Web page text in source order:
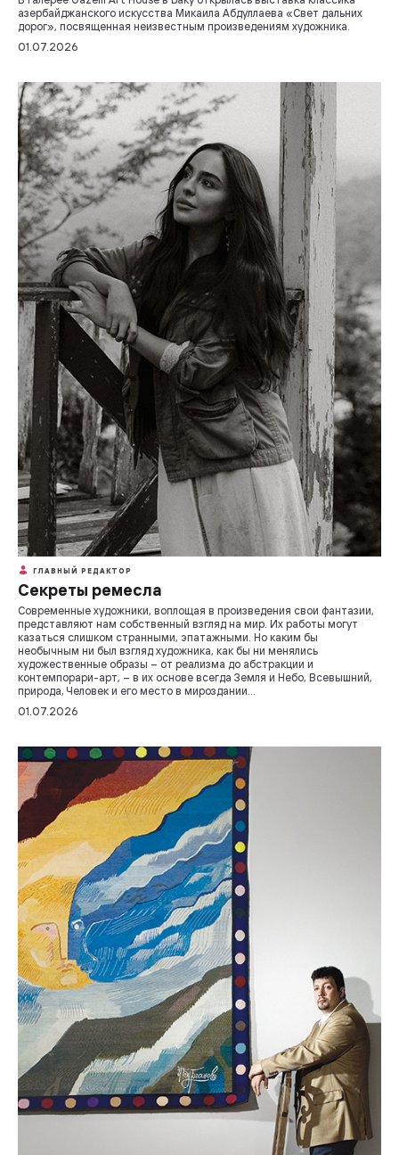
азербайджанского искусства Микаила Абдуллаева «Свет дальних
дорог», посвященная неизвестным произведениям художника.
01.07.2026
ГЛАВНЫЙ РЕДАКТОР
Секреты ремесла
Современные художники, воплощая в произведения свои фантазии,
представляют нам собственный взгляд на мир. Их работы могут
казаться слишком странными, эпатажными. Но каким бы
необычным ни был взгляд художника, как бы ни менялись
художественные образы – от реализма до абстракции и
контемпорари-арт, – в их основе всегда Земля и Небо, Всевышний,
природа, Человек и его место в мироздании…
01.07.2026